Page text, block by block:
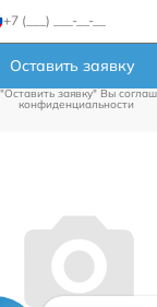
Оставить заявку
заявку" Вы
конфиденциальности